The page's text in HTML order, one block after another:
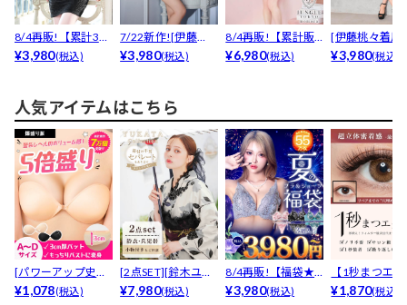
8/4再販!【累計300
0枚販売,LL...
¥3,980(税込)
7/22新作![伊藤
桃々着用]プチプ
¥3,980(税込)
8/4再販!【累計販
売枚数1800枚突...
¥6,980(税込)
[伊藤桃々着用
カット×細見え
¥3,980(税込)
人気アイテムはこちら
[パワーアップ史上
最強5倍盛りアップ
¥1,078(税込)
[2点SET][鈴木ユリ
ア(baby)...
¥7,980(税込)
8/4再販!【福袋★
ブラセット3点
¥3,980(税込)
【1秒まつエ
リュームタイ
¥1,870(税込)